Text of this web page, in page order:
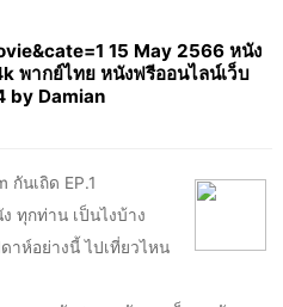
15 May 2566 หนัง
พากย์ไทย หนังฟรีออนไลน์เว็บ
by Damian
กันเถิด EP.1
ทุกท่าน เป็นไงบ้าง
าห์อย่างนี้ ไปเที่ยวไหน